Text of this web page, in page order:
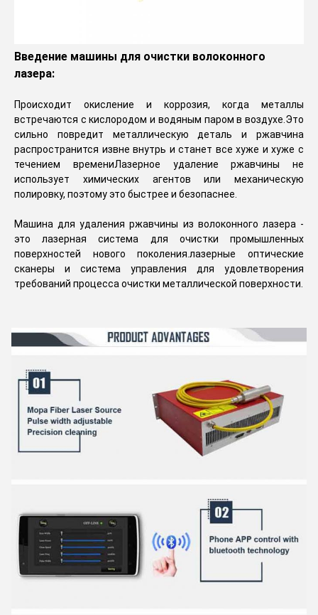
Введение машины для очистки волоконного
лазера:
Происходит окисление и коррозия, когда металлы
встречаются с кислородом и водяным паром в воздухе.Это
сильно повредит металлическую деталь и ржавчина
распространится извне внутрь и станет все хуже и хуже с
течением времениЛазерное удаление ржавчины не
использует химических агентов или механическую
полировку, поэтому это быстрее и безопаснее.
Машина для удаления ржавчины из волоконного лазера -
это лазерная система для очистки промышленных
поверхностей нового поколения.лазерные оптические
сканеры и система управления для удовлетворения
требований процесса очистки металлической поверхности.